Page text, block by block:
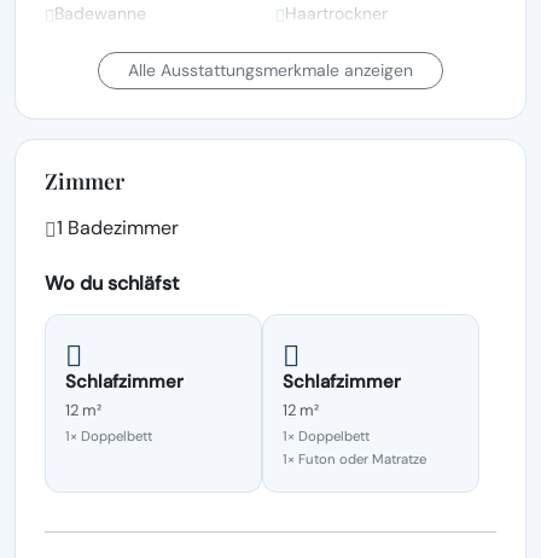
Badewanne
Haartrockner
Kinderbett(en)/Babybett(en)
auf Anfrage
Bettwäsche vorhanden
Alle Ausstattungsmerkmale anzeigen
Zimmer
1 Badezimmer
Wo du schläfst
Schlafzimmer
12 m²
1× Doppelbett
Schlafzimmer
12 m²
1× Doppelbett
1× Futon oder Matratze